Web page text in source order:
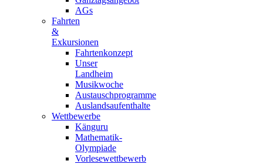
AGs
Fahrten
&
Exkursionen
Fahrtenkonzept
Unser
Landheim
Musikwoche
Austauschprogramme
Auslandsaufenthalte
Wettbewerbe
Känguru
Mathematik-
Olympiade
Vorlesewettbewerb